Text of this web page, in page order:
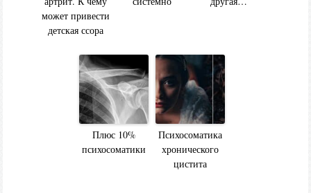
может привести
детская ссора
Плюс 10%
психосоматики
Психосоматика
хронического
цистита